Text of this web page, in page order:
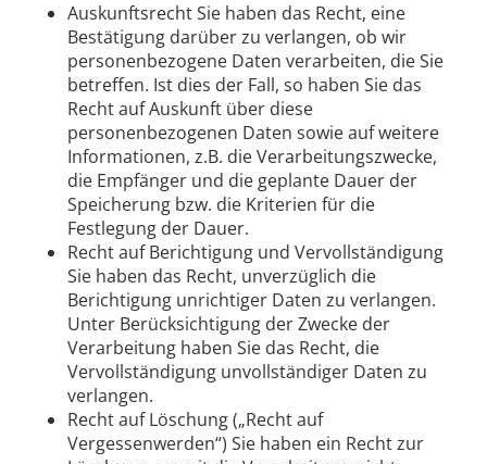
Auskunftsrecht Sie haben das Recht, eine
Bestätigung darüber zu verlangen, ob wir
personenbezogene Daten verarbeiten, die Sie
betreffen. Ist dies der Fall, so haben Sie das
Recht auf Auskunft über diese
personenbezogenen Daten sowie auf weitere
Informationen, z.B. die Verarbeitungszwecke,
die Empfänger und die geplante Dauer der
Speicherung bzw. die Kriterien für die
Festlegung der Dauer.
Recht auf Berichtigung und Vervollständigung
Sie haben das Recht, unverzüglich die
Berichtigung unrichtiger Daten zu verlangen.
Unter Berücksichtigung der Zwecke der
Verarbeitung haben Sie das Recht, die
Vervollständigung unvollständiger Daten zu
verlangen.
Recht auf Löschung („Recht auf
Vergessenwerden“) Sie haben ein Recht zur